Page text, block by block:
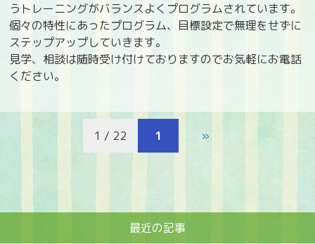
うトレーニングがバランスよくプログラムされています。
個々の特性にあったプログラム、目標設定で無理をせずに
ステップアップしていきます。
見学、相談は随時受け付けておりますのでお気軽にお電話
ください。
1 / 22 1 »
最近の記事